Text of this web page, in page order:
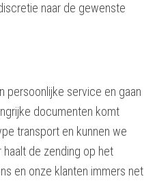
naar de gewenste
persoonlijke service en gaan
documenten komt
transport en kunnen we
de zending op het
en onze klanten immers net